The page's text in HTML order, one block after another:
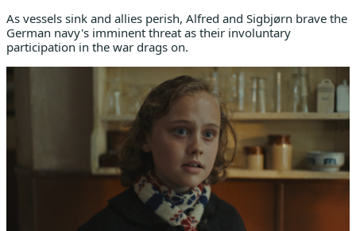
As vessels sink and allies perish, Alfred and Sigbjørn brave the
German navy's imminent threat as their involuntary
participation in the war drags on.